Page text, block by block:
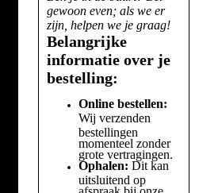
gewoon even; als we er
zijn, helpen we je graag!
Belangrijke
informatie over je
bestelling:
Online bestellen:
Wij verzenden
bestellingen
momenteel zonder
grote vertragingen.
Ophalen: Dit kan
uitsluitend op
afspraak bij onze